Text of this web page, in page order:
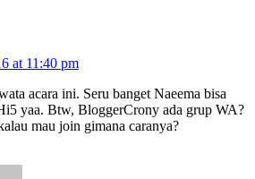
at 11:40 pm
acara ini. Seru banget Naeema bisa
yaa. Btw, BloggerCrony ada grup WA?
mau join gimana caranya?